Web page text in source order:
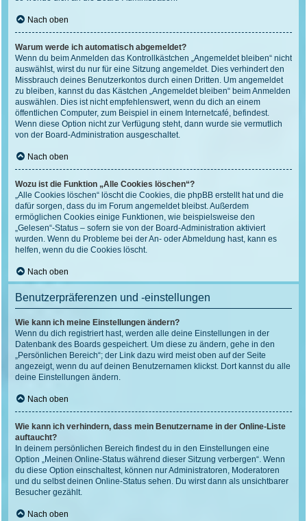
Nach oben
Warum werde ich automatisch abgemeldet?
Wenn du beim Anmelden das Kontrollkästchen „Angemeldet bleiben“ nicht
auswählst, wirst du nur für eine Sitzung angemeldet. Dies verhindert den
Missbrauch deines Benutzerkontos durch einen Dritten. Um angemeldet
zu bleiben, kannst du das Kästchen „Angemeldet bleiben“ beim Anmelden
auswählen. Dies ist nicht empfehlenswert, wenn du dich an einem
öffentlichen Computer, zum Beispiel in einem Internetcafé, befindest.
Wenn diese Option nicht zur Verfügung steht, dann wurde sie vermutlich
von der Board-Administration ausgeschaltet.
Nach oben
Wozu ist die Funktion „Alle Cookies löschen“?
„Alle Cookies löschen“ löscht die Cookies, die phpBB erstellt hat und die
dafür sorgen, dass du im Forum angemeldet bleibst. Außerdem
ermöglichen Cookies einige Funktionen, wie beispielsweise den
„Gelesen“-Status – sofern sie von der Board-Administration aktiviert
wurden. Wenn du Probleme bei der An- oder Abmeldung hast, kann es
helfen, wenn du die Cookies löscht.
Nach oben
Benutzerpräferenzen und -einstellungen
Wie kann ich meine Einstellungen ändern?
Wenn du dich registriert hast, werden alle deine Einstellungen in der
Datenbank des Boards gespeichert. Um diese zu ändern, gehe in den
„Persönlichen Bereich“; der Link dazu wird meist oben auf der Seite
angezeigt, wenn du auf deinen Benutzernamen klickst. Dort kannst du alle
deine Einstellungen ändern.
Nach oben
Wie kann ich verhindern, dass mein Benutzername in der Online-Liste
auftaucht?
In deinem persönlichen Bereich findest du in den Einstellungen eine
Option „Meinen Online-Status während dieser Sitzung verbergen“. Wenn
du diese Option einschaltest, können nur Administratoren, Moderatoren
und du selbst deinen Online-Status sehen. Du wirst dann als unsichtbarer
Besucher gezählt.
Nach oben